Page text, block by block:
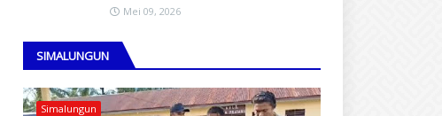
Mei 09, 2026
SIMALUNGUN
Simalungun